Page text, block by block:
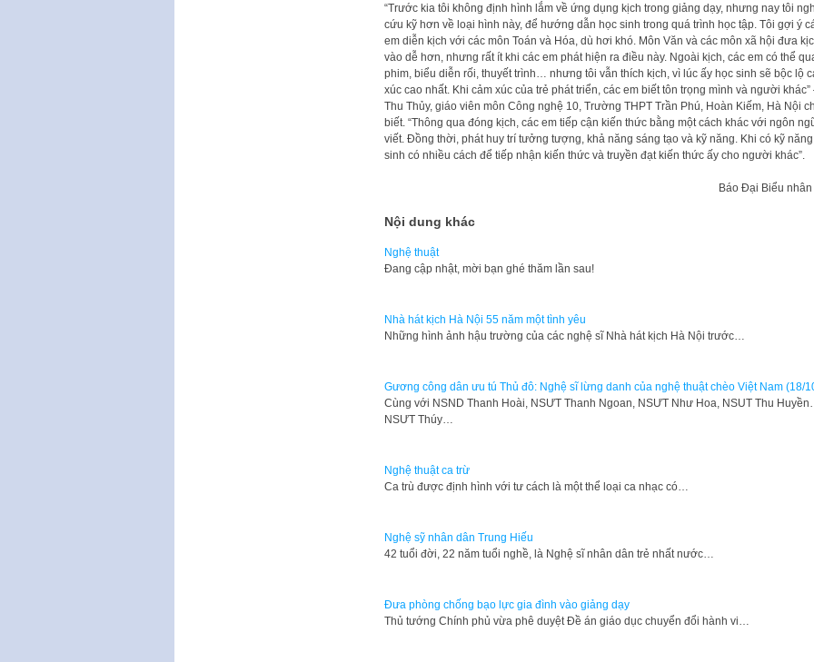
“Trước kia tôi không định hình lắm về ứng dụng kịch trong giảng dạy, nhưng nay tôi
cứu kỹ hơn về loại hình này, để hướng dẫn học sinh trong quá trình học tập. Tôi gợi ý
em diễn kịch với các môn Toán và Hóa, dù hơi khó. Môn Văn và các môn xã hội đưa
vào dễ hơn, nhưng rất ít khi các em phát hiện ra điều này. Ngoài kịch, các em có thể
phim, biểu diễn rối, thuyết trình… nhưng tôi vẫn thích kịch, vì lúc ấy học sinh sẽ bộc lộ
xúc cao nhất. Khi cảm xúc của trẻ phát triển, các em biết tôn trọng mình và người khác”
Thu Thủy, giáo viên môn Công nghệ 10, Trường THPT Trần Phú, Hoàn Kiếm, Hà Nội
biết. “Thông qua đóng kịch, các em tiếp cận kiến thức bằng một cách khác với ngôn
viết. Đồng thời, phát huy trí tưởng tượng, khả năng sáng tạo và kỹ năng. Khi có kỹ
sinh có nhiều cách để tiếp nhận kiến thức và truyền đạt kiến thức ấy cho người khác”.
Báo Đại Biểu nhân
Nội dung khác
Nghệ thuật
​Đang cập nhật, mời bạn ghé thăm lần sau!
Nhà hát kịch Hà Nội 55 năm một tình yêu
Những hình ảnh hậu trường của các nghệ sĩ Nhà hát kịch Hà Nội trước…
Gương công dân ưu tú Thủ đô: Nghệ sĩ lừng danh của nghệ thuật chèo Việt Nam (18/
Cùng với NSND Thanh Hoài, NSƯT Thanh Ngoan, NSƯT Như Hoa, NSUT Thu
NSƯT Thúy…
Nghệ thuật ca trừ
Ca trù được định hình với tư cách là một thể loại ca nhạc có…
Nghệ sỹ nhân dân Trung Hiếu
42 tuổi đời, 22 năm tuổi nghề, là Nghệ sĩ nhân dân trẻ nhất nước…
Đưa phòng chống bạo lực gia đình vào giảng dạy
​Thủ tướng Chính phủ vừa phê duyệt Đề án giáo dục chuyển đổi hành vi…